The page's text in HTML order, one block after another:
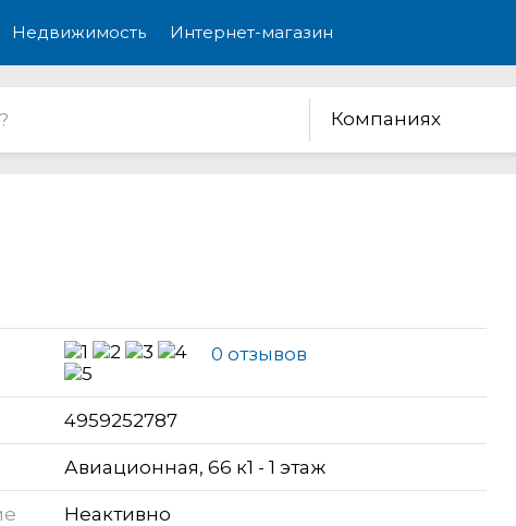
Недвижимость Интернет-магазин
Компаниях
0 отзывов
4959252787
Авиационная, 66 к1 - 1 этаж
Неактивно